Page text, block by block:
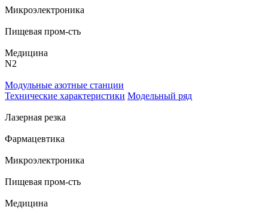
Микроэлектроника
Пищевая пром-сть
Медицина
N2
Модульные азотные станции
Технические характеристики Модельный ряд
Лазерная резка
Фармацевтика
Микроэлектроника
Пищевая пром-сть
Медицина